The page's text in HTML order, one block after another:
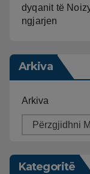
dyqanit të
ngjarjen
Arkiva
Arkiva
Kategoritë